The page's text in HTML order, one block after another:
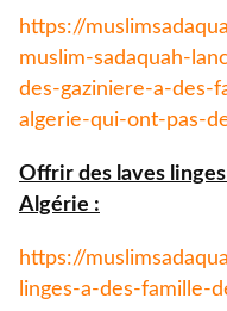
https://
muslim-sadaquah-
des-gaziniere-a-des-
algerie-qui-ont-pas-
Offrir des laves
Algérie :
https://
linges-a-des-famille-